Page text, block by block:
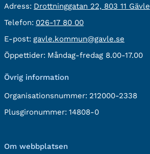
Adress: besöksadress:
Drottninggatan 22, 803 11 Gävle
Telefon: Telefon:
026-17 80 00
E-post: E-
post:
gavle.kommun@gavle.se
Öppettider: Måndag-fredag 8.00-17.00
Övrig information
Organisationsnummer: 212000-2338
Plusgironummer: 14808-0
Om webbplatsen